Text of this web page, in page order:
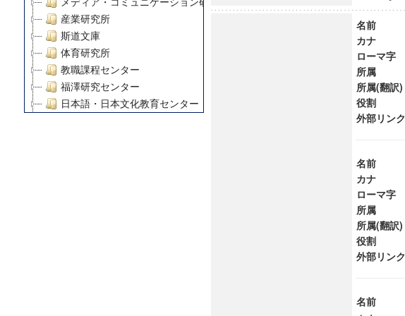
産業研究所
斯道文庫
体育研究所
教職課程センター
福澤研究センター
日本語・日本文化教育センター
慶應義塾大学グローバルCOEプログラム市民社会ガバナンス教育研究センター
慶應義塾大学グローバルCOEプログラム論理と感性の先端的教育研究拠点
名前
カナ
ローマ字
所属
所属(翻訳)
役割
外部リンク
名前
カナ
ローマ字
所属
所属(翻訳)
役割
外部リンク
名前